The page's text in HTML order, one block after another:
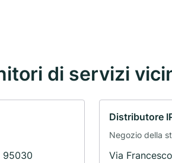
di servizi
95030
Distributore
Negozio della
Via